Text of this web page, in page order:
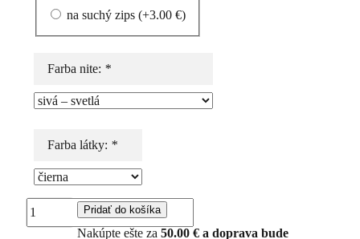
na suchý zips (+3.00 €)
Farba nite: *
Farba látky: *
množstvo
Pridať do košíka
Nakúpte ešte za 50.00 €a doprava bude